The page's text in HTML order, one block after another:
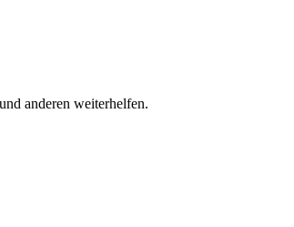
anderen weiterhelfen.